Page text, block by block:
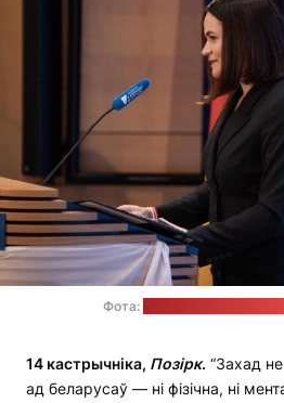
Фота:
14 кастрычніка, Позірк. “Захад
ад беларусаў — ні фізічна, ні